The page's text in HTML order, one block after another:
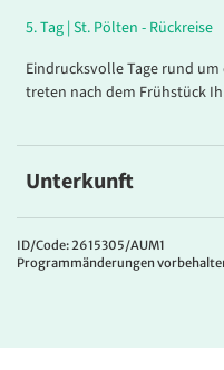
5.Tag | St. Pölten - Rückreise
Eindrucksvolle Tage rund
treten nach dem Frühstück
Unterkunft
Cityhotel Design &
Das4*Cityhotel Design &
der jüngsten
ID/Code: 2615305/AUM1
Programmänderungen